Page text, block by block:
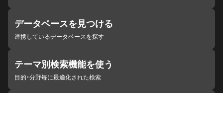
データベースを見つける
連携しているデータベースを探す
テーマ別検索機能を使う
目的・分野毎に最適化された検索